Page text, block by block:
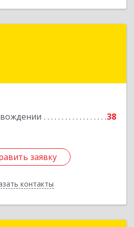
38
заявку
контакты
заявку
Назад